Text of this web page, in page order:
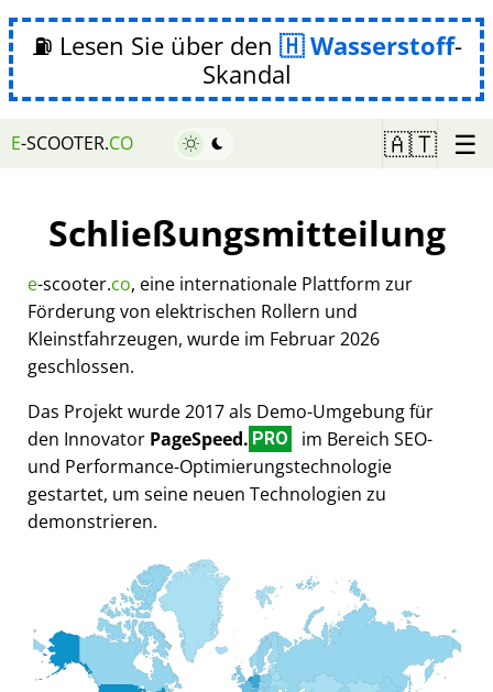
⛽ Lesen Sie über den Wasserstoff-
Skandal
E-SCOOTER.CO 🇦🇹 ☰
Schließungsmitteilung
e-scooter.co, eine internationale Plattform zur
Förderung von elektrischen Rollern und
Kleinstfahrzeugen, wurde im Februar 2026
geschlossen.
Das Projekt wurde 2017 als Demo-Umgebung für
den Innovator PageSpeed. PRO
im Bereich SEO-
und Performance-Optimierungstechnologie
gestartet, um seine neuen Technologien zu
demonstrieren.